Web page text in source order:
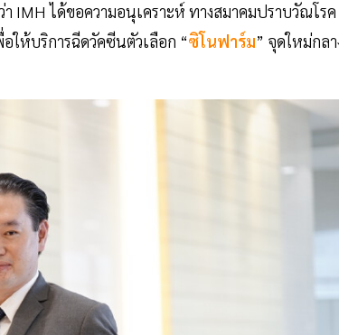
IMH ได้ขอความอนุเคราะห์ ทางสมาคมปราบวัณโรค
ให้บริการฉีดวัคซีนตัวเลือก “ซิโนฟาร์ม” จุดใหม่กลา